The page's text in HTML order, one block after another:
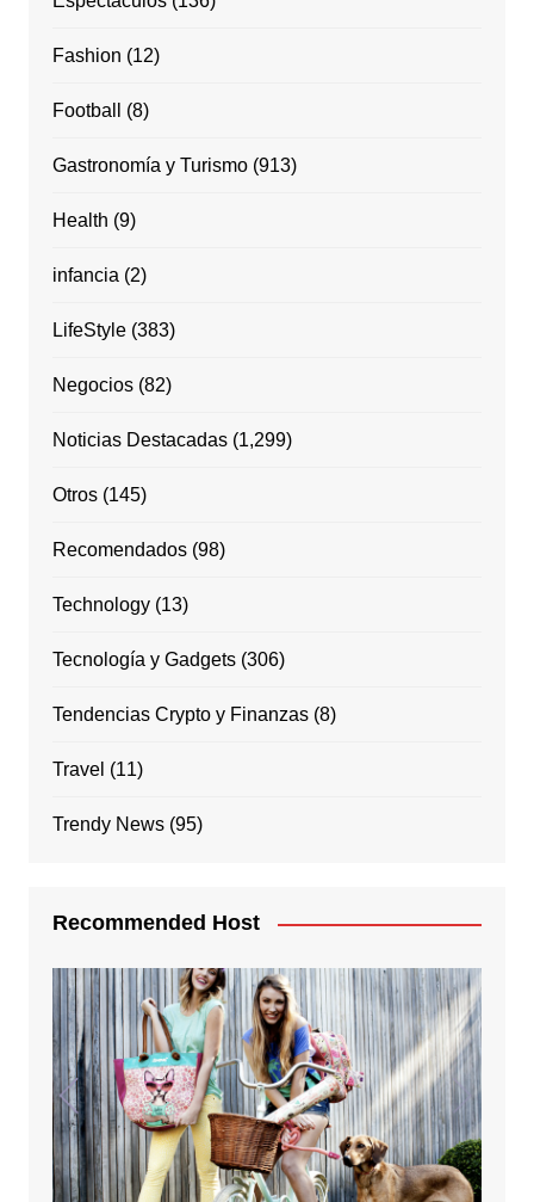
Fashion (12)
Football (8)
Gastronomía y Turismo(913)
Health (9)
infancia (2)
LifeStyle(383)
Negocios(82)
Noticias Destacadas(1,299)
Otros(145)
Recomendados(98)
Technology(13)
Tecnología y Gadgets(306)
Tendencias Crypto y Finanzas(8)
Travel (11)
Trendy News(95)
Recommended Host